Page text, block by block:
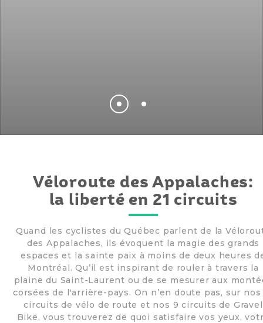
Véloroute des Appalaches:
la liberté en 21 circuits
Quand les cyclistes du Québec parlent de la
des Appalaches, ils évoquent la magie des grands
espaces et la sainte paix à moins de deux heures
Montréal. Qu’il est inspirant de rouler à travers la
plaine du Saint-Laurent ou de se mesurer aux
corsées de l'arrière-pays. On n’en doute pas, sur nos
circuits de vélo de route et nos 9 circuits de Gravel
Bike, vous trouverez de quoi satisfaire vos yeux,